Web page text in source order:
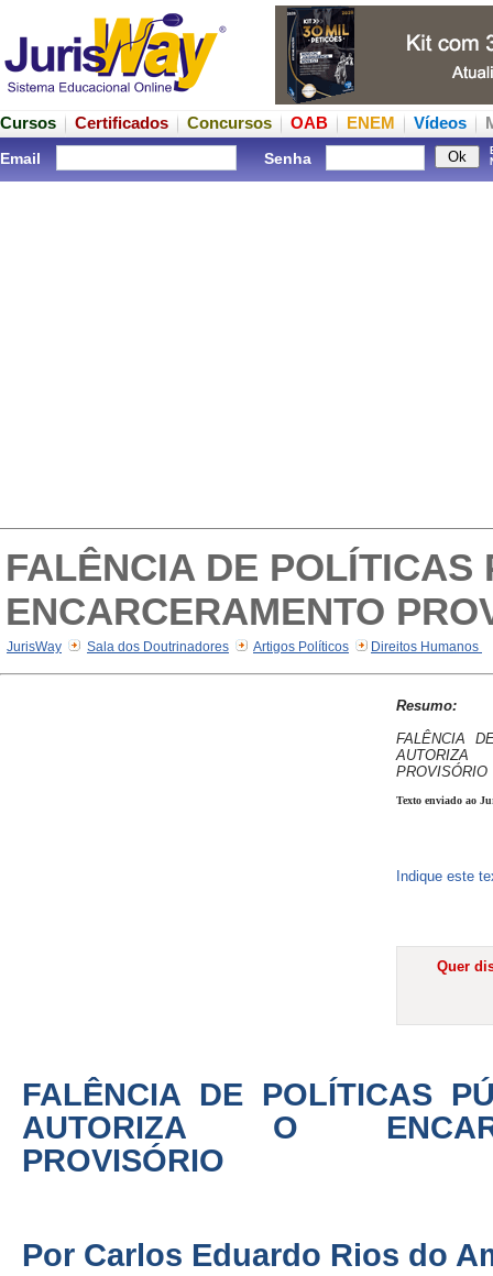
Cursos Certificados Concursos OAB ENEM Vídeos
Email Senha
FALÊNCIA DE
ENCARCERAMENTO
JurisWay Sala dos Doutrinadores Artigos Políticos Direitos Humanos
Resumo:
FALÊNCIA
PROVISÓRIO
Texto enviado ao
Indique este
Quer
FALÊNCIA DE POLÍTICAS
AUTORIZA O
PROVISÓRIO
Por Carlos Eduardo Rios do